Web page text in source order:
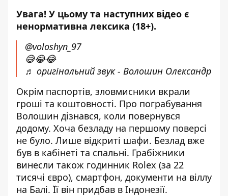
Увага! У цьому та наступних відео є
ненормативна лексика (18+).
@voloshyn_97
😅😂😂
♬ оригінальний звук - Волошин Олександр
Окрім паспортів, зловмисники вкрали
гроші та коштовності. Про пограбування
Волошин дізнався, коли повернувся
додому. Хоча безладу на першому поверсі
не було. Лише відкриті шафи. Безлад вже
був в кабінеті та спальні. Грабіжники
винесли також годинник Rolex (за 22
тисячі євро), смартфон, документи на віллу
на Балі. Її він придбав в Індонезії.